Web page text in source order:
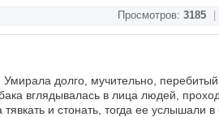
Просмотров: 3185
долго, мучительно, перебитый
вглядывалась в лица людей,
и стонать, тогда ее услышали